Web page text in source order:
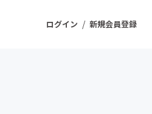
ログイン / 新規会員登録